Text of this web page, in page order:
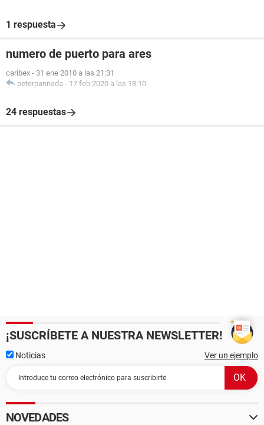
1 respuesta
numero de puerto para ares
caribex - 31 ene 2010 a las 21:31
peterpannada - 17 feb 2020 a las 18:10
24 respuestas
¡SUSCRÍBETE A NUESTRA NEWSLETTER!
Noticias Ver un ejemplo
NOVEDADES